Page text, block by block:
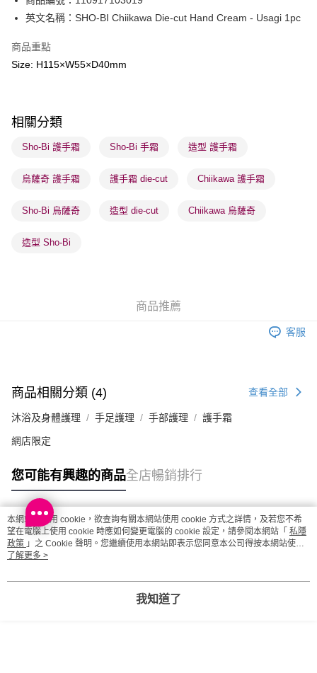
WeChat Pay
BoC Pay
每筆HK$65.00，滿HK$300.00或以上免運費
順豐站及營業點 - 確認發貨後1-3個工作天送達
物流公司進行物流配送
澳門地區配送 - 確認發貨後1-4個工作天送達 運費表
英文名稱：SHO-BI Chiikawa Die-cut Hand Cream - Usagi 1pc
商品重點
Size: H115×W55×D40mm
相關分類
Sho-Bi 護手霜 Sho-Bi 手霜 造型 護手霜
烏薩奇 護手霜 護手霜 die-cut Chiikawa 護手霜
Sho-Bi 烏薩奇 造型 die-cut Chiikawa 烏薩奇
造型 Sho-Bi
商品推薦
客服
商品相關分類 (4) 查看全部
沐浴及身體護理 手足護理 手部護理 護手霜
網店限定
您可能有興趣的商品全店暢銷排行
熱門標籤
熱銷排行
本網站中使用 cookie，欲查詢有關本網站使用 cookie 方式之詳情，及若您不希
望在電腦上使用 cookie 時應如何變更電腦的 cookie 設定，請參閱本網站「 私隱
政策 」之 Cookie 聲明。您繼續使用本網站即表示您同意本公司得按本網站使用
條款之 Cookie 聲明使用 cookie。
了解更多 >
我知道了